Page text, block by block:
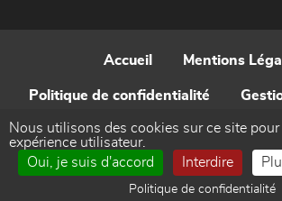
Accueil Mentions
Politique de confidentialité
Contact
Réalisé par WEB Enseignes
Nous utilisons des cookies sur ce site
expérience utilisateur.
Oui, je suis d'accord
Interdire
Politique de confidentialité